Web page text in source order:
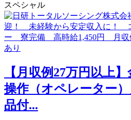
スペシャル
【月収例27万円以上
操作（オペレーター
品付...